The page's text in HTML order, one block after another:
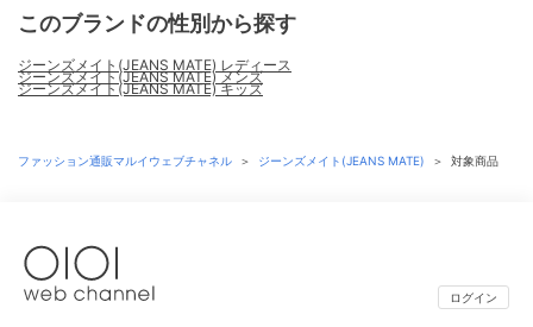
このブランドの性別から探す
ジーンズメイト(JEANS MATE) レディース
ジーンズメイト(JEANS MATE) メンズ
ジーンズメイト(JEANS MATE) キッズ
ファッション通販マルイウェブチャネル ＞ ジーンズメイト(JEANS MATE) ＞ 対象商品
ログイン